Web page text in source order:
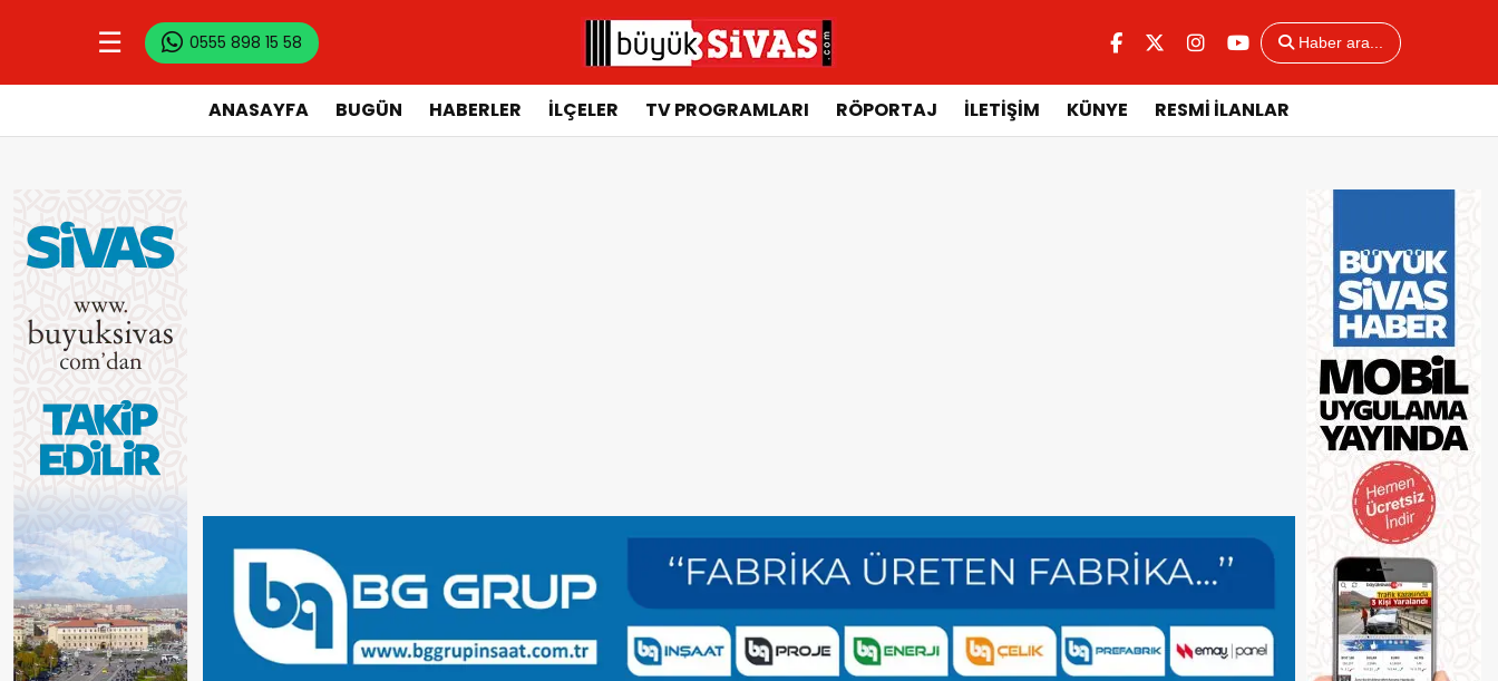
☰ 0555 898 15 58 Haber ara...
ANASAYFA BUGÜN HABERLER İLÇELER TV PROGRAMLARI RÖPORTAJ İLETİŞİM KÜNYE RESMİ İLANLAR